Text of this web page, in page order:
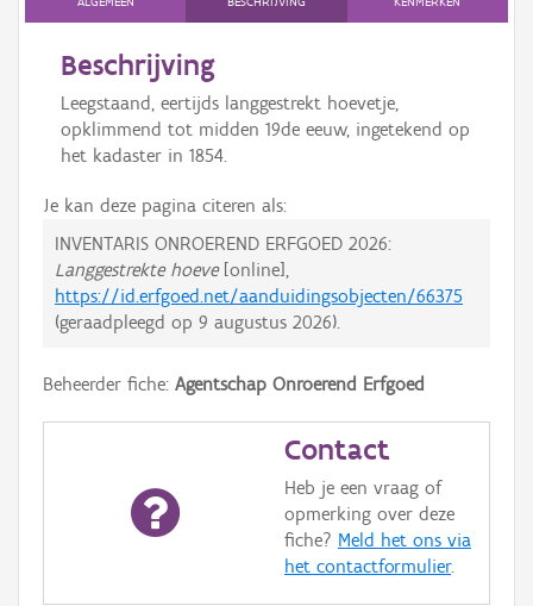
Beschrijving
Leegstaand, eertijds langgestrekt hoevetje,
opklimmend tot midden 19de eeuw, ingetekend op
het kadaster in 1854.
Je kan deze pagina citeren als:
INVENTARIS ONROEREND ERFGOED 2026:
Langgestrekte hoeve[online],
https://id.erfgoed.net/aanduidingsobjecten/66375
(geraadpleegd op 9 augustus 2026).
Beheerder fiche: Agentschap Onroerend Erfgoed
Contact
Heb je een vraag of
opmerking over deze
fiche? Meld het ons via
het contactformulier.